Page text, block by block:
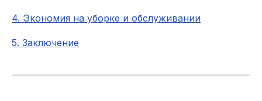
ПОДОБРАТЬ ОЗОНАТОР
4. Экономия на уборке и обслуживании
5. Заключение